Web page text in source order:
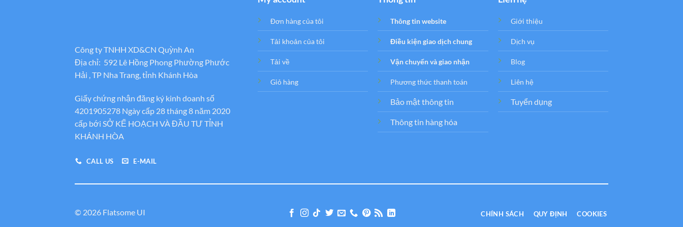
Công ty TNHH XD&CN Quỳnh An
Địa chỉ: 592 Lê Hồng Phong Phường Phước
Hải , TP Nha Trang, tỉnh Khánh Hòa
Giấy chứng nhận đăng ký kinh doanh số
4201905278 Ngày cấp 28 tháng 8 năm 2020
cấp bới SỞ KẾ HOẠCH VÀ ĐẦU TƯ TỈNH
KHÁNH HÒA
CALL US E-MAIL
Đơn hàng của tôi
Tải khoản của tôi
Tải về
Giỏ hàng
Thông tin website
Điều kiện giao dịch chung
Vận chuyển và giao nhận
Phương thức thanh toán
Bảo mật thông tin
Thông tin hàng hóa
Giới thiệu
Dịch vụ
Blog
Liên hệ
Tuyển dụng
© 2026 Flatsome UI CHÍNH SÁCH QUY ĐỊNH COOKIES